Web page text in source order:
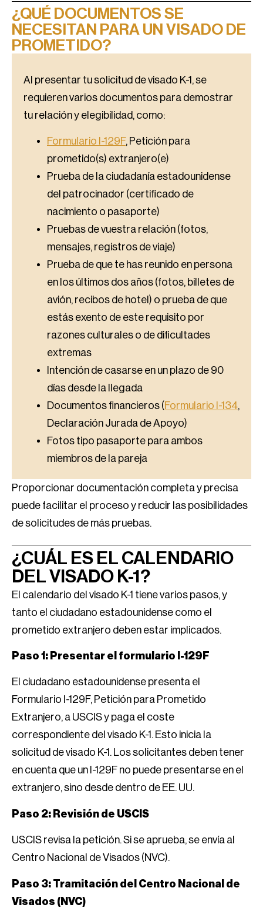
¿QUÉ DOCUMENTOS SE
NECESITAN PARA UN VISADO DE
PROMETIDO?
Al presentar tu solicitud de visado K-1, se
requieren varios documentos para demostrar
tu relación y elegibilidad, como:
Formulario I-129F, Petición para
prometido(s) extranjero(e)
Prueba de la ciudadanía estadounidense
del patrocinador (certificado de
nacimiento o pasaporte)
Pruebas de vuestra relación (fotos,
mensajes, registros de viaje)
Prueba de que te has reunido en persona
en los últimos dos años (fotos, billetes de
avión, recibos de hotel) o prueba de que
estás exento de este requisito por
razones culturales o de dificultades
extremas
Intención de casarse en un plazo de 90
días desde la llegada
Documentos financieros (Formulario I-134,
Declaración Jurada de Apoyo)
Fotos tipo pasaporte para ambos
miembros de la pareja
Proporcionar documentación completa y precisa
puede facilitar el proceso y reducir las posibilidades
de solicitudes de más pruebas.
¿CUÁL ES EL CALENDARIO
DEL VISADO K-1?
El calendario del visado K-1 tiene varios pasos, y
tanto el ciudadano estadounidense como el
prometido extranjero deben estar implicados.
Paso 1: Presentar el formulario I-129F
El ciudadano estadounidense presenta el
Formulario I-129F, Petición para Prometido
Extranjero, a USCIS y paga el coste
correspondiente del visado K-1. Esto inicia la
solicitud de visado K-1. Los solicitantes deben tener
en cuenta que un I-129F no puede presentarse en el
extranjero, sino desde dentro de EE. UU.
Paso 2: Revisión de USCIS
USCIS revisa la petición. Si se aprueba, se envía al
Centro Nacional de Visados (NVC).
Paso 3: Tramitación del Centro Nacional de
Visados (NVC)